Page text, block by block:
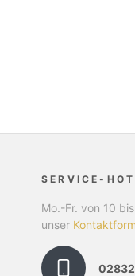
SERVICE-
Mo.-Fr. von 10
unser